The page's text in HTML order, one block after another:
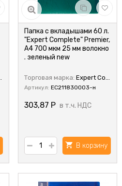
Папка с вкладышами 60 л.
"Expert Complete" Premier,
A4 700 мкм 25 мм волокно
. зеленый new
Торговая марка: Expert Complete
Артикул: EC211830003-н
303,87 Р в т.ч. НДС
В корзину